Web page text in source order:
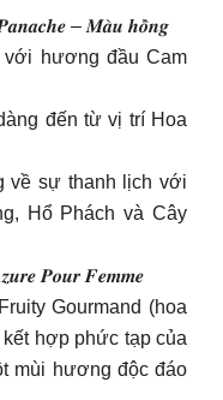
– 𝑴𝒂̀𝒖 𝒉𝒐̂̀𝒏𝒈
với hương đầu Cam
đến từ vị trí Hoa
về sự thanh lịch với
Hổ Phách và Cây
𝑷𝒐𝒖𝒓 𝑭𝒆𝒎𝒎𝒆
Gourmand (hoa
hợp phức tạp của
mùi hương độc đáo